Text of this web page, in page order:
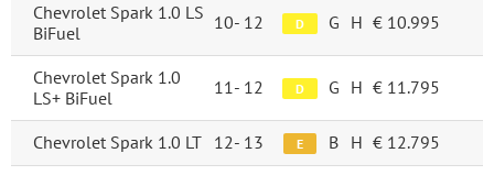
Chevrolet Spark 1.0 LS
BiFuel
10- 12 D G H € 10.995
Chevrolet Spark 1.0
LS+ BiFuel
11- 12 D G H € 11.795
Chevrolet Spark 1.0 LT 12- 13 E B H € 12.795